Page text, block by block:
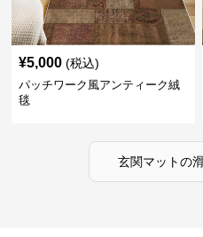
¥5,000 (税込)
パッチワーク風アンティーク絨
毯
玄関マットの